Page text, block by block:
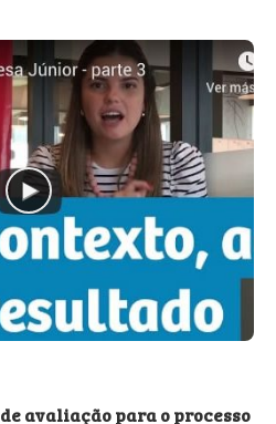
avaliação para o processo